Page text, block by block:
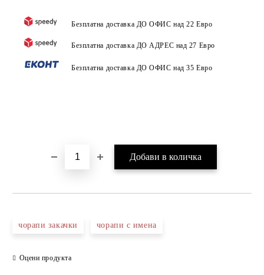
Безплатна доставка ДО ОФИС над 22 Евро
Безплатна доставка ДО АДРЕС над 27 Евро
Безплатна доставка ДО ОФИС над 35 Евро
чорапи закачки чорапи с имена
Оцени продукта